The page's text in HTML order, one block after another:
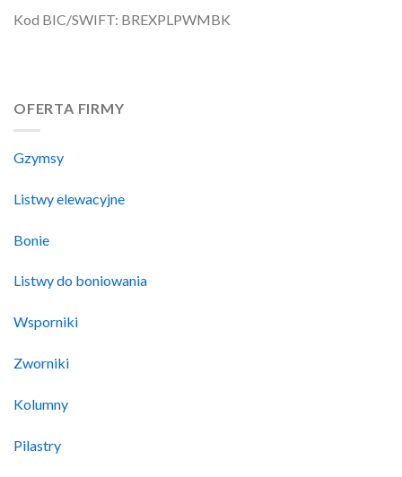
Kod BIC/SWIFT: BREXPLPWMBK
OFERTA FIRMY
Gzymsy
Listwy elewacyjne
Bonie
Listwy do boniowania
Wsporniki
Zworniki
Kolumny
Pilastry